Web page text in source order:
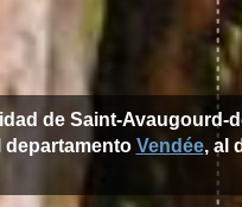
de Saint-Avaugourd-
departamento Vendée, al